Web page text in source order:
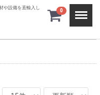
や設備を直輸入し
0